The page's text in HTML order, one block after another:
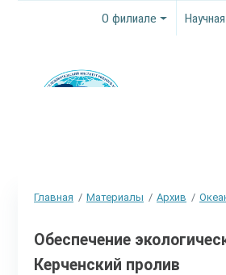
О филиале
Главная Материалы Архив
Обеспечение
Керченский пролив